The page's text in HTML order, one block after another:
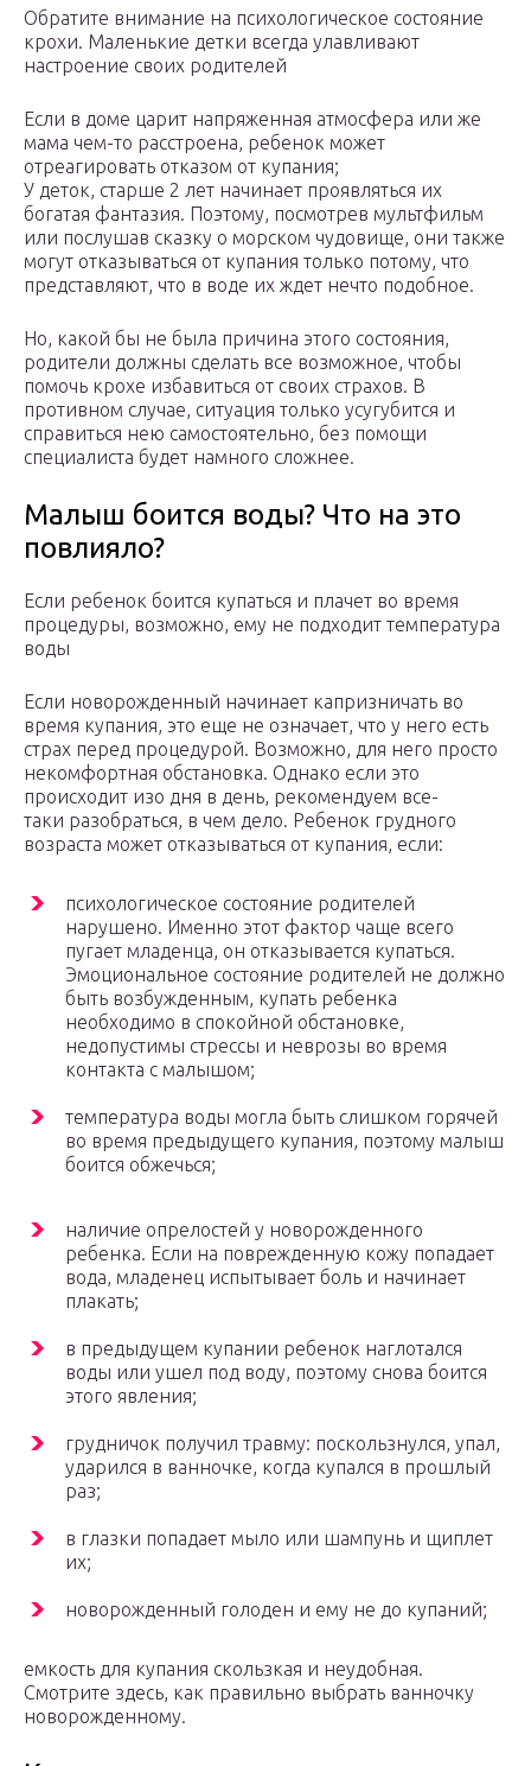
Обратите внимание на психологическое состояние
крохи. Маленькие детки всегда улавливают
настроение своих родителей
Если в доме царит напряженная атмосфера или же
мама чем-то расстроена, ребенок может
отреагировать отказом от купания;
У деток, старше 2 лет начинает проявляться их
богатая фантазия. Поэтому, посмотрев мультфильм
или послушав сказку о морском чудовище, они также
могут отказываться от купания только потому, что
представляют, что в воде их ждет нечто подобное.
Но, какой бы не была причина этого состояния,
родители должны сделать все возможное, чтобы
помочь крохе избавиться от своих страхов. В
противном случае, ситуация только усугубится и
справиться нею самостоятельно, без помощи
специалиста будет намного сложнее.
Малыш боится воды? Что на это
повлияло?
Если ребенок боится купаться и плачет во время
процедуры, возможно, ему не подходит температура
воды
Если новорожденный начинает капризничать во
время купания, это еще не означает, что у него есть
страх перед процедурой. Возможно, для него просто
некомфортная обстановка. Однако если это
происходит изо дня в день, рекомендуем все-
таки разобраться, в чем дело. Ребенок грудного
возраста может отказываться от купания, если:
психологическое состояние родителей
нарушено. Именно этот фактор чаще всего
пугает младенца, он отказывается купаться.
Эмоциональное состояние родителей не должно
быть возбужденным, купать ребенка
необходимо в спокойной обстановке,
недопустимы стрессы и неврозы во время
контакта с малышом;
температура воды могла быть слишком горячей
во время предыдущего купания, поэтому малыш
боится обжечься;
наличие опрелостей у новорожденного
ребенка. Если на поврежденную кожу попадает
вода, младенец испытывает боль и начинает
плакать;
в предыдущем купании ребенок наглотался
воды или ушел под воду, поэтому снова боится
этого явления;
грудничок получил травму: поскользнулся, упал,
ударился в ванночке, когда купался в прошлый
раз;
в глазки попадает мыло или шампунь и щиплет
их;
новорожденный голоден и ему не до купаний;
емкость для купания скользкая и неудобная.
Смотрите здесь, как правильно выбрать ванночку
новорожденному.